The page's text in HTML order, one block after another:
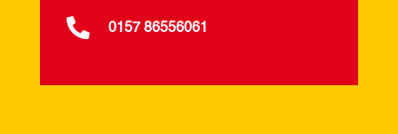
 0157 86556061